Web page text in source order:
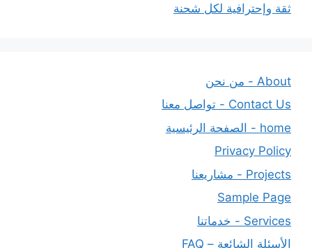
ثقة وإحترافية لكل شحنة
About - من نحن
Contact Us - تواصل معنا
home - الصفحة الرئيسية
Privacy Policy
Projects - مشاريعنا
Sample Page
Services - خدماتنا
الأسئلة الشائعة – FAQ